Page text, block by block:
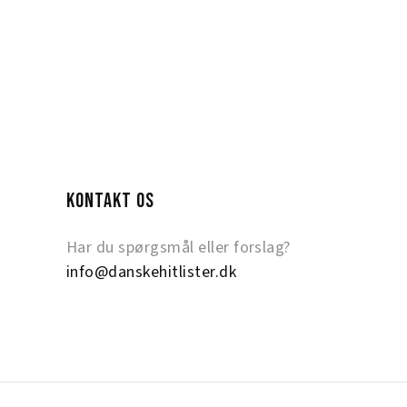
KONTAKT OS
Har du spørgsmål eller forslag?
info@danskehitlister.dk